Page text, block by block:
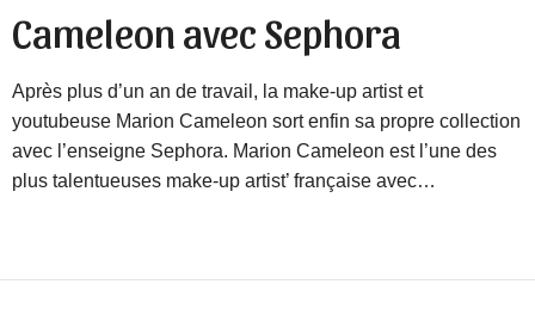
Cameleon avec Sephora
Après plus d’un an de travail, la make-up artist et
youtubeuse Marion Cameleon sort enfin sa propre collection
avec l’enseigne Sephora. Marion Cameleon est l’une des
plus talentueuses make-up artist’ française avec…